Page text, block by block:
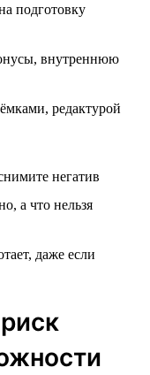
подготовку
внутреннюю
редактурой
негатив
а что нельзя
даже если